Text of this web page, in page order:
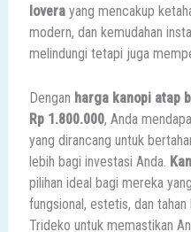
loverayang mencakup
modern, dan kemudahan
melindungi tetapi juga
Dengan harga kanopi atap
Rp 1.800.000, Anda
yang dirancang untuk
lebih bagi investasi Anda.
pilihan ideal bagi mereka
fungsional, estetis, dan
Trideko untuk memastikan